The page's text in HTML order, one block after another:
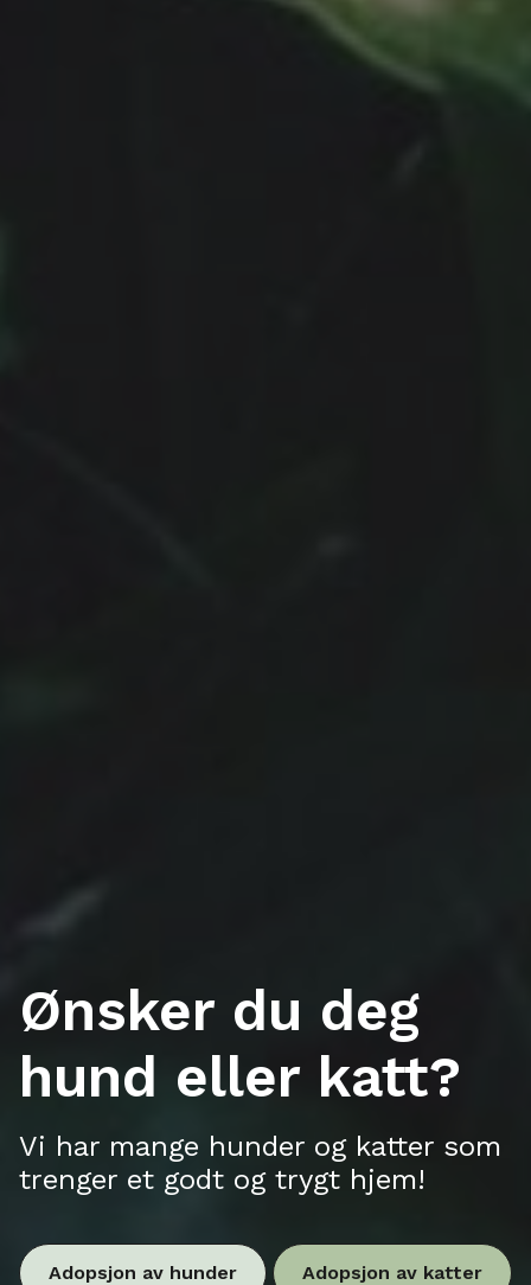
Ønsker du deg
hund eller katt?
Vi har mange hunder og katter som
trenger et godt og trygt hjem!
Adopsjon av hunder Adopsjon av katter